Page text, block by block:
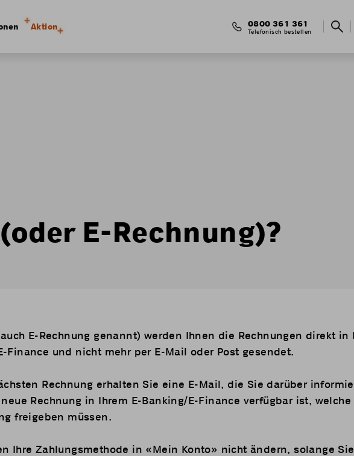
Aktion 0800 361 361
Telefonisch bestellen
E-Rechnung)?
E-Rechnung genannt) werden Ihnen die Rechnungen direkt in
Finance und nicht mehr per E-Mail oder Post gesendet.
Rechnung erhalten Sie eine E-Mail, die Sie darüber
Rechnung in Ihrem E-Banking/E-Finance verfügbar ist, welche
freigeben müssen.
Ihre Zahlungsmethode in «Mein Konto» nicht ändern, solange